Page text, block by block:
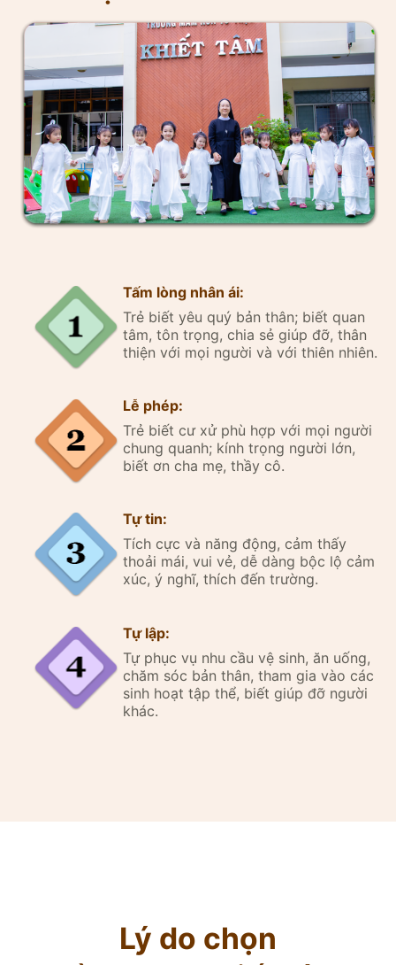
Tấm lòng nhân ái:
Trẻ biết yêu quý bản thân; biết quan
tâm, tôn trọng, chia sẻ giúp đỡ, thân
thiện với mọi người và với thiên nhiên.
Lễ phép:
Trẻ biết cư xử phù hợp với mọi người
chung quanh; kính trọng người lớn,
biết ơn cha mẹ, thầy cô.
Tự tin:
Tích cực và năng động, cảm thấy
thoải mái, vui vẻ, dễ dàng bộc lộ cảm
xúc, ý nghĩ, thích đến trường.
Tự lập:
Tự phục vụ nhu cầu vệ sinh, ăn uống,
chăm sóc bản thân, tham gia vào các
sinh hoạt tập thể, biết giúp đỡ người
khác.
Lý do chọn